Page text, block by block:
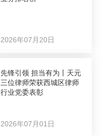
2026年07月20日
先锋引领 担当有为丨天元
三位律师荣获西城区律师
行业党委表彰
2026年07月01日